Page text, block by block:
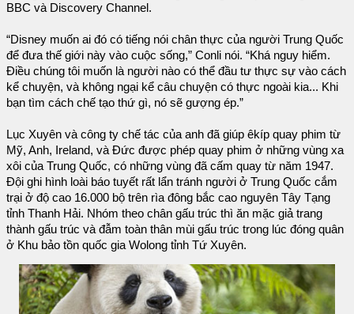
BBC và Discovery Channel.
“Disney muốn ai đó có tiếng nói chân thực của người Trung Quốc
để đưa thế giới này vào cuộc sống,” Conli nói. “Khá nguy hiểm.
Điều chúng tôi muốn là người nào có thể đầu tư thực sự vào cách
kể chuyện, và không ngại kể câu chuyện có thực ngoài kia... Khi
bạn tìm cách chế tạo thứ gì, nó sẽ gượng ép.”
Lục Xuyên và công ty chế tác của anh đã giúp êkíp quay phim từ
Mỹ, Anh, Ireland, và Đức được phép quay phim ở những vùng xa
xôi của Trung Quốc, có những vùng đã cấm quay từ năm 1947.
Đội ghi hình loài báo tuyết rất lẩn tránh người ở Trung Quốc cắm
trại ở độ cao 16.000 bộ trên rìa đông bắc cao nguyên Tây Tạng
tỉnh Thanh Hải. Nhóm theo chân gấu trúc thì ăn mặc giả trang
thành gấu trúc và đẫm toàn thân mùi gấu trúc trong lúc đóng quân
ở Khu bảo tồn quốc gia Wolong tỉnh Tứ Xuyên.